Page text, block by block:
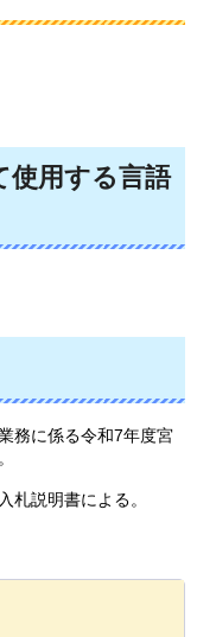
使用する言語
務に係る令和7年度宮
札説明書による。